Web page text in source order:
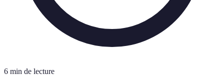
6 min de lecture